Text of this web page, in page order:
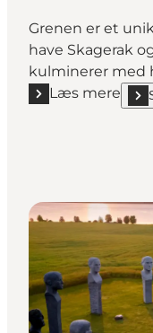
Grenen er et
have Skagerak
kulminerer med
Læs mere
Læs mere